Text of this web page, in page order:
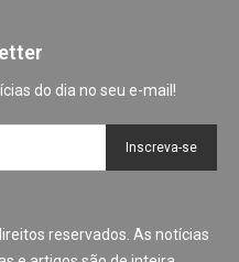
do dia no seu e-mail!
Inscreva-se
reservados. As notícias